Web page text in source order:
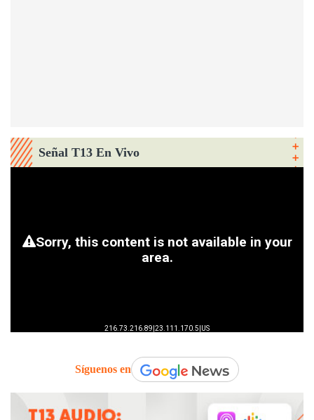
Señal T13 En Vivo
Síguenos en